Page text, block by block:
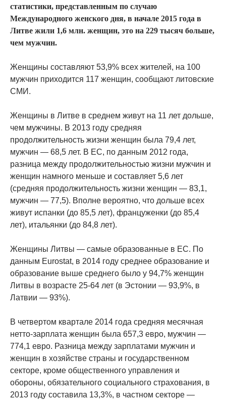
статистики, представленным по случаю
Международного женского дня, в начале 2015 года в
Литве жили 1,6 млн. женщин, это на 229 тысяч больше,
чем мужчин.
Женщины составляют 53,9% всех жителей, на 100
мужчин приходится 117 женщин, сообщают литовские
СМИ.
Женщины в Литве в среднем живут на 11 лет дольше,
чем мужчины. В 2013 году средняя
продолжительность жизни женщин была 79,4 лет,
мужчин — 68,5 лет. В ЕС, по данным 2012 года,
разница между продолжительностью жизни мужчин и
женщин намного меньше и составляет 5,6 лет
(средняя продолжительность жизни женщин — 83,1,
мужчин — 77,5). Вполне вероятно, что дольше всех
живут испанки (до 85,5 лет), француженки (до 85,4
лет), итальянки (до 84,8 лет).
Женщины Литвы — самые образованные в ЕС. По
данным Eurostat, в 2014 году среднее образование и
образование выше среднего было у 94,7% женщин
Литвы в возрасте 25-64 лет (в Эстонии — 93,9%, в
Латвии — 93%).
В четвертом квартале 2014 года средняя месячная
нетто-зарплата женщин была 657,3 евро, мужчин —
774,1 евро. Разница между зарплатами мужчин и
женщин в хозяйстве страны и государственном
секторе, кроме общественного управления и
обороны, обязательного социального страхования, в
2013 году составила 13,3%, в частном секторе —